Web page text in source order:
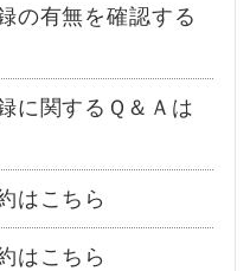
の有無を確認する
に関するＱ＆Ａは
はこちら
はこちら